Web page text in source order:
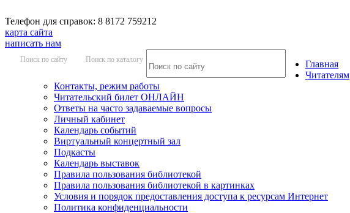
Телефон для справок: 8 8172 759212
карта сайта
написать нам
Поиск по сайту Поиск по каталогу
Главная
Читателям
Контакты, режим работы
Читательский билет ОНЛАЙН
Ответы на часто задаваемые вопросы
Личный кабинет
Календарь событий
Виртуальный концертный зал
Подкасты
Календарь выставок
Правила пользования библиотекой
Правила пользования библиотекой в картинках
Условия и порядок предоставления доступа к ресурсам Интернет
Политика конфиденциальности